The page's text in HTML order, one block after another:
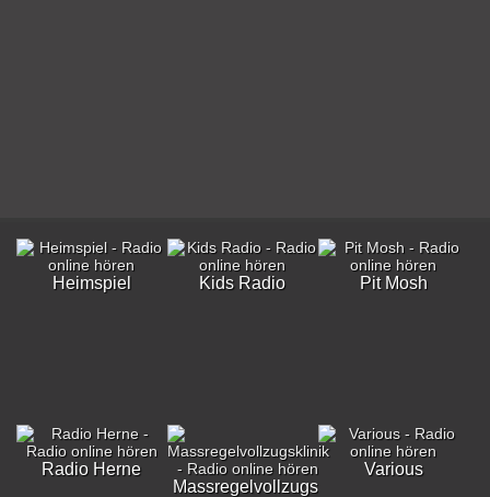
Heimspiel Kids Radio Pit Mosh
Radio Herne
Massregelvollzugsklinik
Various